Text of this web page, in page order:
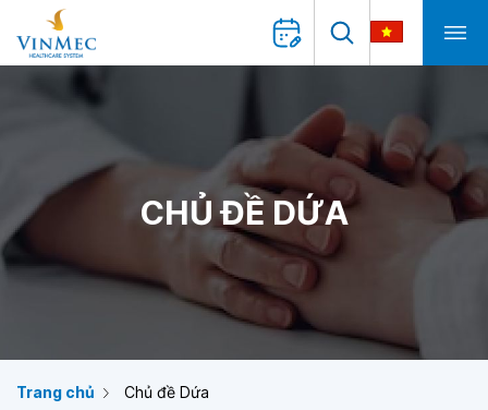
CHỦ ĐỀ DỨA
Trang chủ Chủ đề Dứa